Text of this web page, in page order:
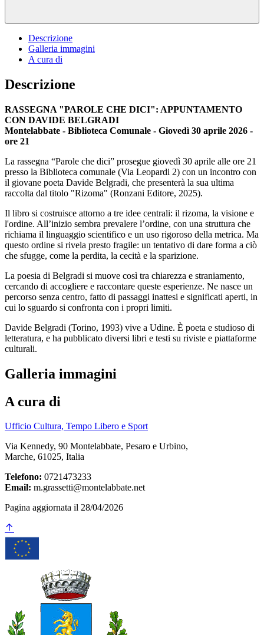
Descrizione
Galleria immagini
A cura di
Descrizione
RASSEGNA "PAROLE CHE DICI": APPUNTAMENTO
CON DAVIDE BELGRADI
Montelabbate - Biblioteca Comunale - Giovedì 30 aprile 2026 -
ore 21
La rassegna “Parole che dici” prosegue giovedì 30 aprile alle ore 21
presso la Biblioteca comunale (Via Leopardi 2) con un incontro con
il giovane poeta Davide Belgradi, che presenterà la sua ultima
raccolta dal titolo "Rizoma" (Ronzani Editore, 2025).
Il libro si costruisce attorno a tre idee centrali: il rizoma, la visione e
l'ordine. All’inizio sembra prevalere l’ordine, con una struttura che
richiama il linguaggio scientifico e un uso rigoroso della metrica. Ma
questo ordine si rivela presto fragile: un tentativo di dare forma a ciò
che sfugge, come la perdita, la cecità e la sparizione.
La poesia di Belgradi si muove così tra chiarezza e straniamento,
cercando di accogliere e raccontare queste esperienze. Ne nasce un
percorso senza centro, fatto di passaggi inattesi e significati aperti, in
cui lo sguardo si confronta con i propri limiti.
Davide Belgradi (Torino, 1993) vive a Udine. È poeta e studioso di
letteratura, e ha pubblicato diversi libri e testi su riviste e piattaforme
culturali.
Galleria immagini
A cura di
Ufficio Cultura, Tempo Libero e Sport
Via Kennedy, 90 Montelabbate, Pesaro e Urbino,
Marche, 61025, Italia
Telefono: 0721473233
Email: m.grassetti@montelabbate.net
Pagina aggiornata il 28/04/2026